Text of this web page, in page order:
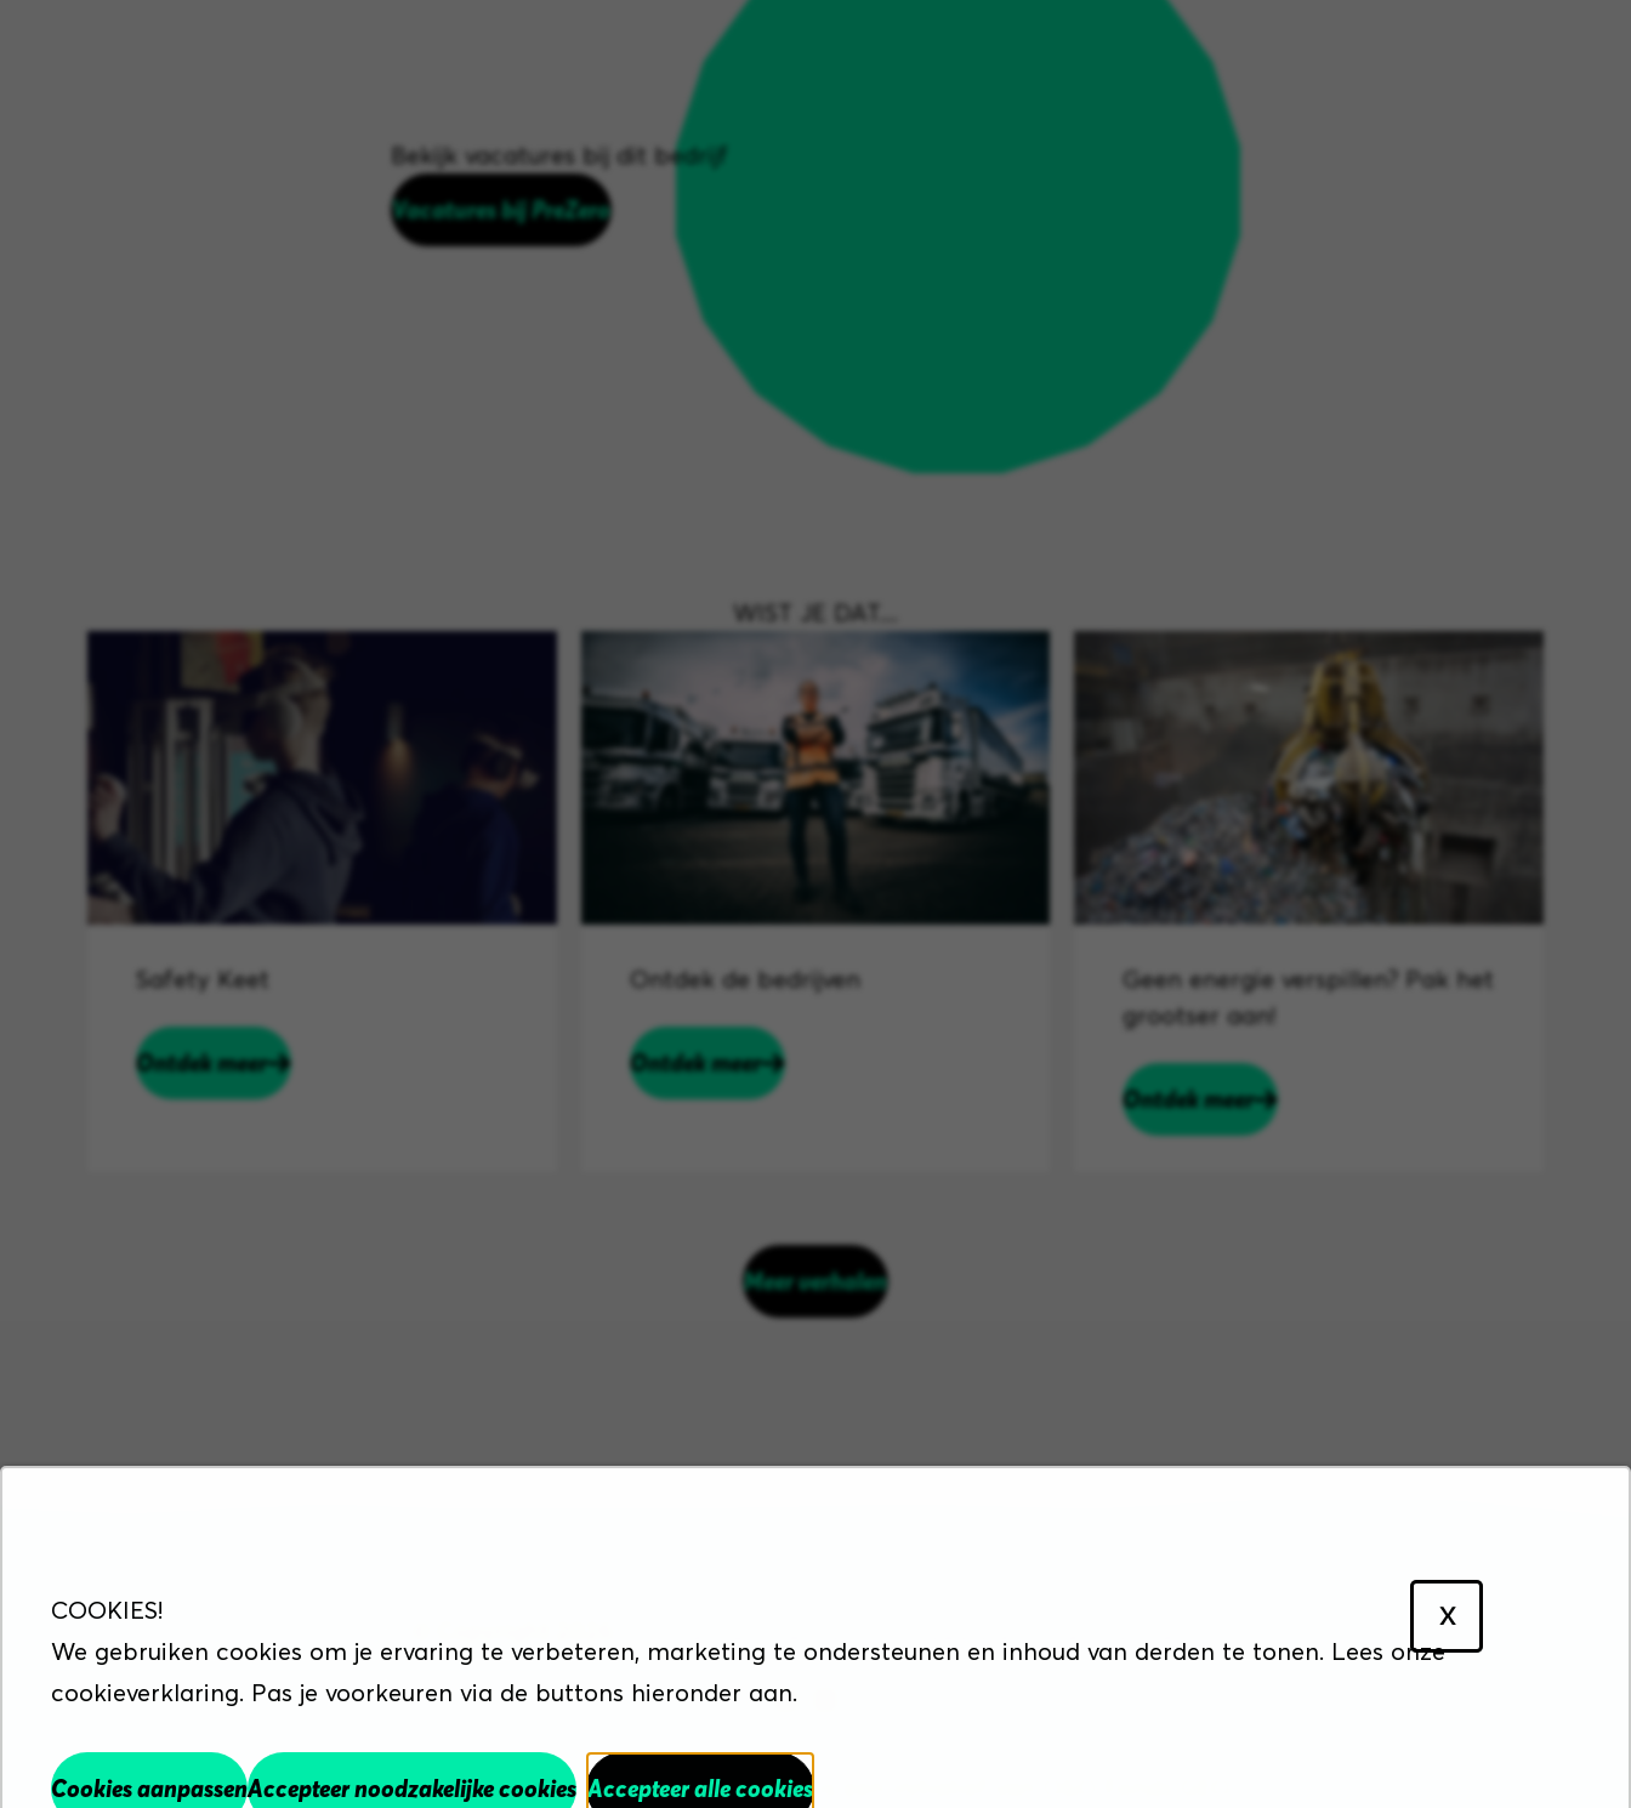
X
COOKIES!
We gebruiken cookies om je ervaring te verbeteren, marketing te ondersteunen en inhoud van derden te tonen. Lees onze
cookieverklaring. Pas je voorkeuren via de buttons hieronder aan.
Accepteer alle cookies
Accepteer noodzakelijke cookies
Cookies aanpassen
Bekijk vacatures bij dit bedrijf
Vacatures bij PreZero
WIST JE DAT....
Safety Keet
Ontdek meer
Ontdek de bedrijven
Ontdek meer
Geen energie verspillen? Pak het
grootser aan!
Ontdek meer
Meer verhalen
Maak werk van een schonere wereld is een initiatief van O&O Fonds GEO.